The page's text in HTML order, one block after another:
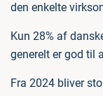
den enkelte
Kun 28% af
generelt er god til
Fra 2024 bliver